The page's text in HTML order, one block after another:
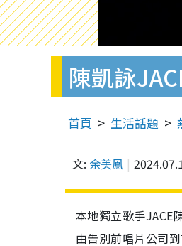
陳凱詠
首頁 生活話題
文: 余美鳳
本地獨立歌手
由告別前唱片公司